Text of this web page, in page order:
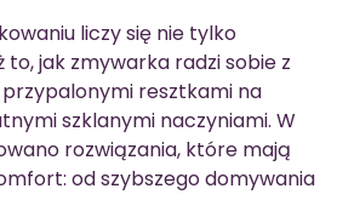
liczy się nie tylko
jak zmywarka radzi sobie z
resztkami na
szklanymi naczyniami. W
rozwiązania, które mają
od szybszego domywania